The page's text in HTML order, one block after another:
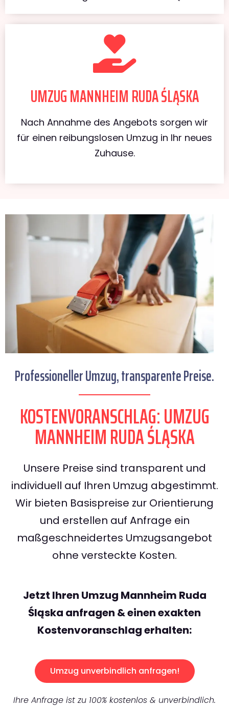
UMZUG MANNHEIM RUDA ŚLĄSKA
Nach Annahme des Angebots sorgen wir
für einen reibungslosen Umzug in Ihr neues
Zuhause.
Professioneller Umzug, transparente Preise.
KOSTENVORANSCHLAG: UMZUG
MANNHEIM RUDA ŚLĄSKA
Unsere Preise sind transparent und
individuell auf Ihren Umzug abgestimmt.
Wir bieten Basispreise zur Orientierung
und erstellen auf Anfrage ein
maßgeschneidertes Umzugsangebot
ohne versteckte Kosten.
Jetzt Ihren Umzug Mannheim Ruda
Śląska anfragen & einen exakten
Kostenvoranschlag erhalten:
Umzug unverbindlich anfragen!
Ihre Anfrage ist zu 100% kostenlos & unverbindlich.